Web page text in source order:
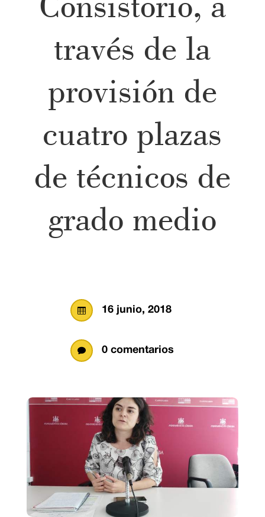
través de la
provisión de
cuatro plazas
de técnicos de
grado medio
 16 junio, 2018
 0 comentarios